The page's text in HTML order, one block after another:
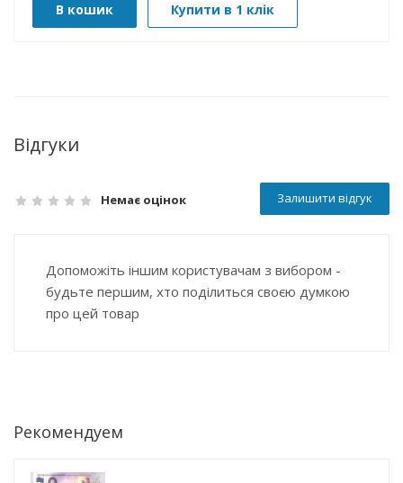
В кошик Купити в 1 клік
Відгуки
Немає оцінок Залишити відгук
Допоможіть іншим користувачам з вибором -
будьте першим, хто поділиться своєю думкою
про цей товар
Рекомендуем